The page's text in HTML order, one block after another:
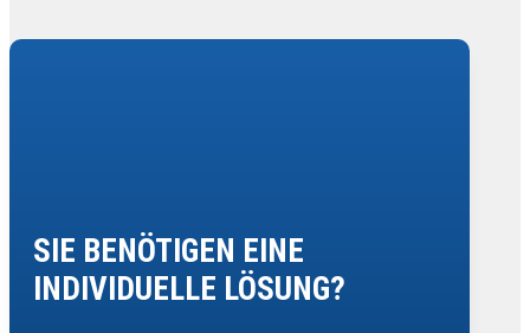
SIE BENÖTIGEN EINE
INDIVIDUELLE LÖSUNG?